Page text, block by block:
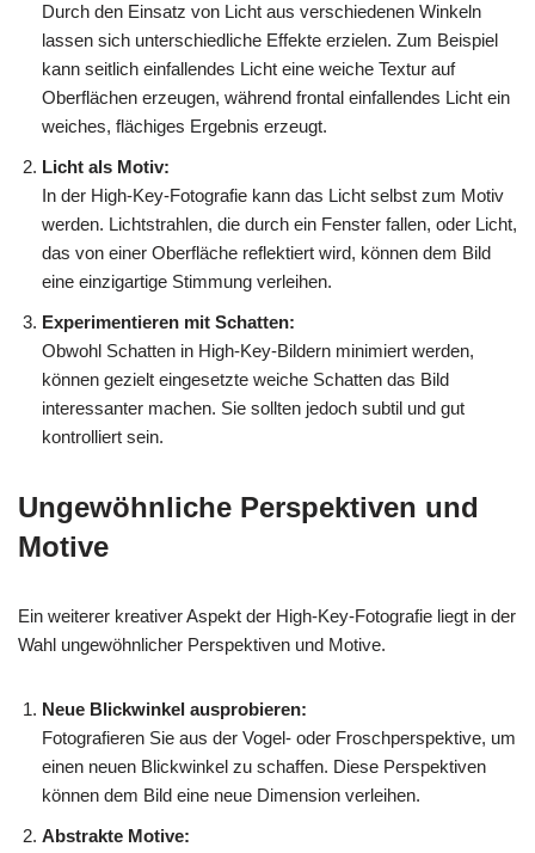
Durch den Einsatz von Licht aus verschiedenen Winkeln
lassen sich unterschiedliche Effekte erzielen. Zum Beispiel
kann seitlich einfallendes Licht eine weiche Textur auf
Oberflächen erzeugen, während frontal einfallendes Licht ein
weiches, flächiges Ergebnis erzeugt.
Licht als Motiv:
In der High-Key-Fotografie kann das Licht selbst zum Motiv
werden. Lichtstrahlen, die durch ein Fenster fallen, oder Licht,
das von einer Oberfläche reflektiert wird, können dem Bild
eine einzigartige Stimmung verleihen.
Experimentieren mit Schatten:
Obwohl Schatten in High-Key-Bildern minimiert werden,
können gezielt eingesetzte weiche Schatten das Bild
interessanter machen. Sie sollten jedoch subtil und gut
kontrolliert sein.
Ungewöhnliche Perspektiven und
Motive
Ein weiterer kreativer Aspekt der High-Key-Fotografie liegt in der
Wahl ungewöhnlicher Perspektiven und Motive.
Neue Blickwinkel ausprobieren:
Fotografieren Sie aus der Vogel- oder Froschperspektive, um
einen neuen Blickwinkel zu schaffen. Diese Perspektiven
können dem Bild eine neue Dimension verleihen.
Abstrakte Motive: